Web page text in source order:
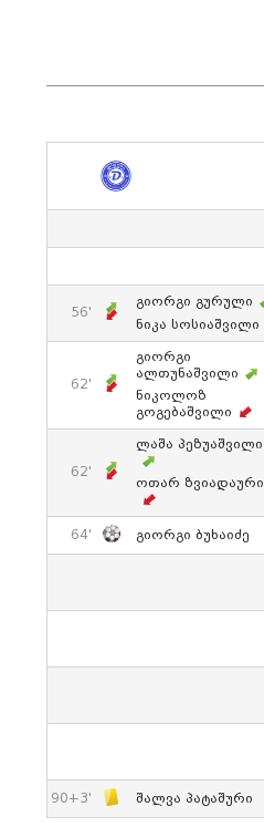
56'
Გიორგი Გურული
Ნიკა Სოსიაშვილი
62'
Გიორგი
Ალთუნაშვილი
Ნიკოლოზ
Გოგებაშვილი
62'
Ლაშა Პეზუაშვილი
Ოთარ Ზვიადაური
64' Გიორგი Ბუხაიძე
90+3' Შალვა Პატაშური